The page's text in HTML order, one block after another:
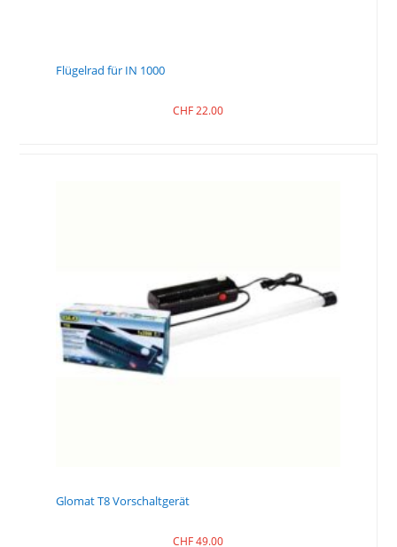
Flügelrad für IN 1000
CHF22.00
Glomat T8 Vorschaltgerät
CHF49.00